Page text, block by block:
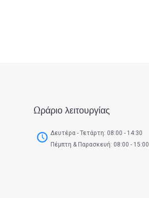
Ωράριο λειτουργίας
Δευτέρα - Τετάρτη: 08:00 - 14:30
Πέμπτη & Παρασκευή: 08:00 - 15:00